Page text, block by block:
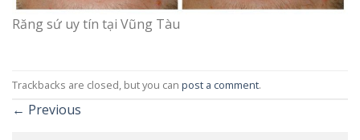
Răng sứ uy tín tại Vũng Tàu
Trackbacks are closed, but you can post a comment.
← Previous